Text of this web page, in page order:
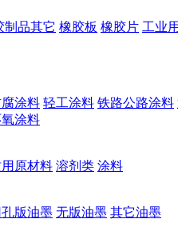
制品其它 橡胶板 橡胶片 工业
腐涂料 轻工涂料 铁路公路涂料
涂料
原材料 溶剂类 涂料
孔版油墨 无版油墨 其它油墨